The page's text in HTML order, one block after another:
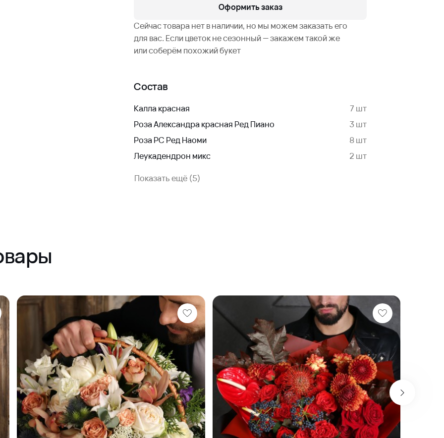
Оформить заказ
Сейчас товара нет в наличии, но мы можем заказать его
для вас. Если цветок не сезонный — закажем такой же
или соберём похожий букет
Состав
Калла красная
7 шт
Роза Александра красная Ред Пиано
3 шт
Роза РС Ред Наоми
8 шт
Леукадендрон микс
2 шт
Показать ещё (5)